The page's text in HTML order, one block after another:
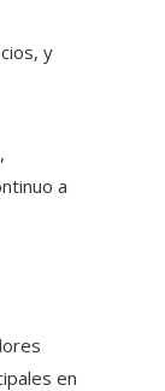
y
a
en